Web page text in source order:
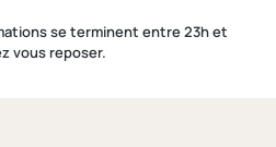
se terminent entre 23h et
vous reposer.